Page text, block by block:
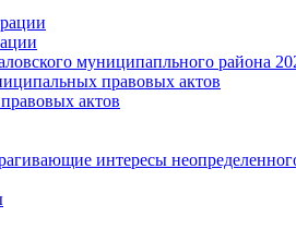
муниципапльного района
правовых актов
актов
интересы